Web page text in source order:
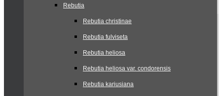
Rebutia
Rebutia christinae
Rebutia fulviseta
Rebutia heliosa
Rebutia heliosa var. condorensis
Rebutia kariusiana